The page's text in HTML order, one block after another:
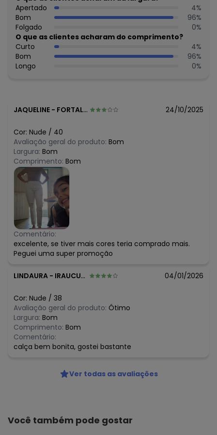
março/2026 R$ 108,99
fevereiro/2026 N/D*
Apertado
4%
Bom
96%
Folgado
0%
O que as clientes acharam do comprimento?
Curto
4%
Bom
96%
Longo
0%
JAQUELINE - FORTALEZA - CE 24/10/2025
Cor: Nude / 40
Avaliação geral do produto: Bom
Largura: Bom
Comprimento: Bom
Comentário:
excelente, se tiver mais cores teria comprado mais.
Peguei uma super promoção
LINDAURA - IRAUCUBA - CE 04/01/2026
Cor: Nude / 38
Avaliação geral do produto: Ótimo
Largura: Bom
Comprimento: Bom
Comentário:
calça bem bonita, gostei bastante
Ver todas as avaliações
Você também pode gostar